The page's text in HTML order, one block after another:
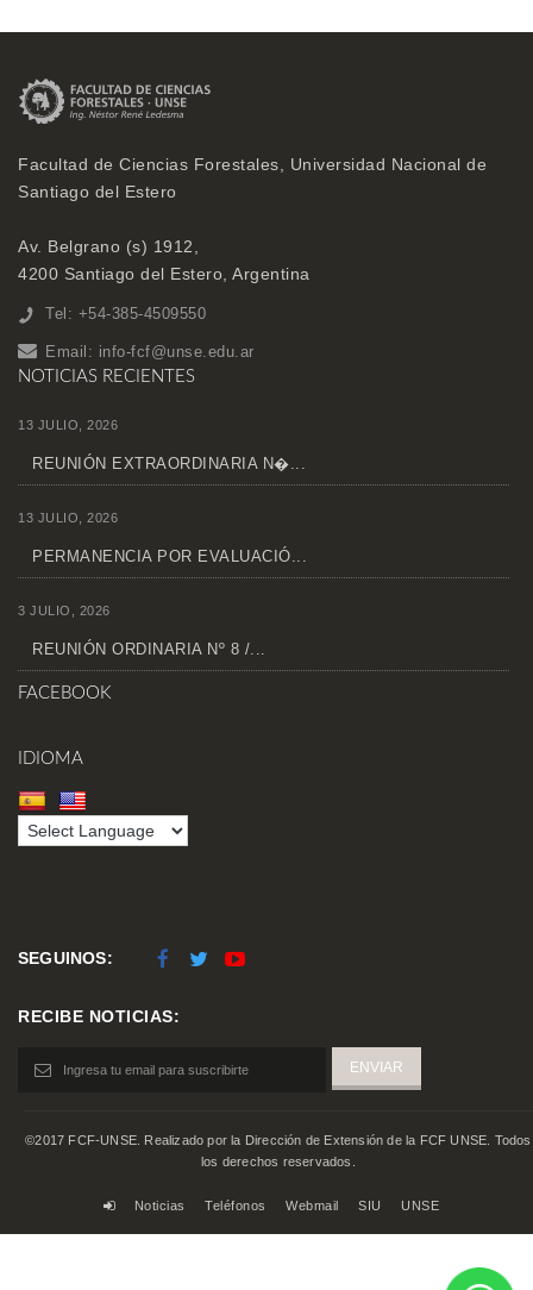
Facultad de Ciencias Forestales, Universidad Nacional de
Santiago del Estero
Av. Belgrano (s) 1912,
4200 Santiago del Estero, Argentina
Tel: +54-385-4509550
Email: info-fcf@unse.edu.ar
NOTICIAS RECIENTES
13 JULIO, 2026
REUNIÓN EXTRAORDINARIA N�...
13 JULIO, 2026
PERMANENCIA POR EVALUACIÓ...
3 JULIO, 2026
REUNIÓN ORDINARIA Nº 8 /...
FACEBOOK
IDIOMA
SEGUINOS:
RECIBE NOTICIAS:
©2017 FCF-UNSE. Realizado por la Dirección de Extensión de la FCF UNSE. Todos
los derechos reservados.
Noticias Teléfonos Webmail SIU UNSE